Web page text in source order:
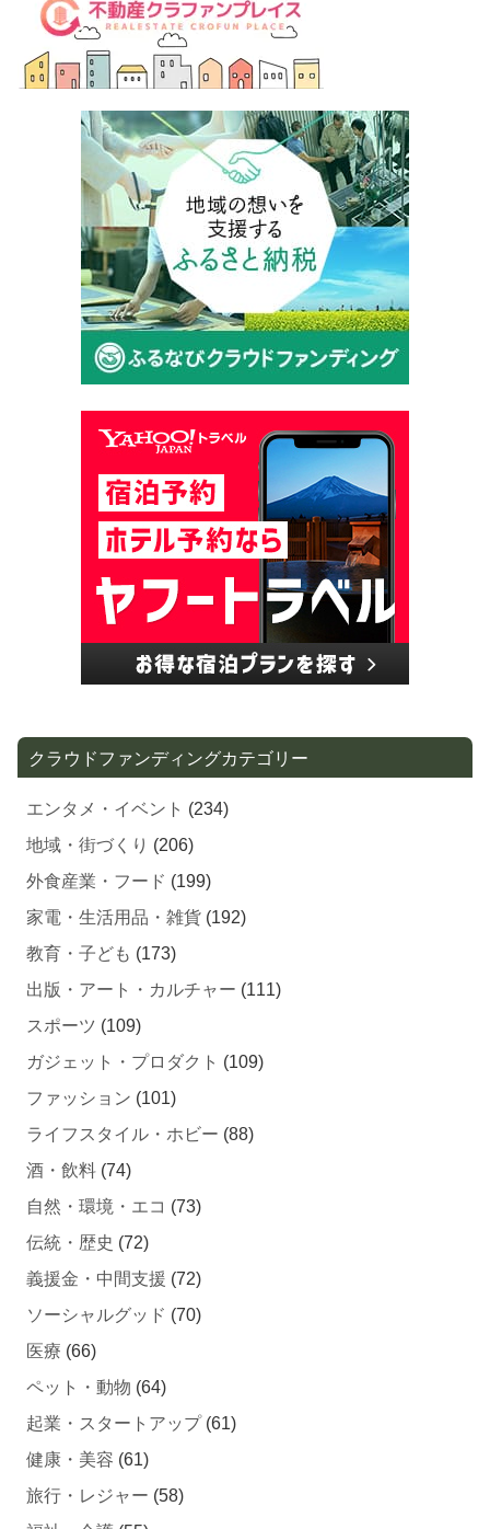
エンタメ・イベント(234)
地域・街づくり(206)
外食産業・フード(199)
家電・生活用品・雑貨(192)
教育・子ども(173)
出版・アート・カルチャー
スポーツ (109)
ガジェット・プロダクト
ファッション (101)
ライフスタイル・ホビー
酒・飲料 (74)
自然・環境・エコ
伝統・歴史 (72)
義援金・中間支援
ソーシャルグッド (70)
医療 (66)
ペット・動物
起業・スタートアップ
健康・美容 (61)
旅行・レジャー
福祉・介護(55)